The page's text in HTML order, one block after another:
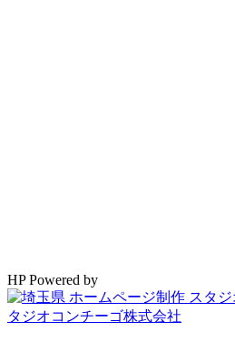
HP Powered by
タジオコンチーゴ株式会社